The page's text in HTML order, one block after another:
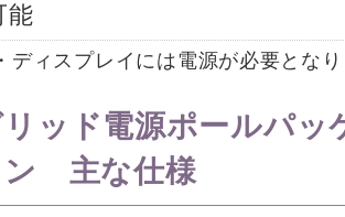
能
ディスプレイには電源が必要とな
ッド電源ポールパッ
ン 主な仕様